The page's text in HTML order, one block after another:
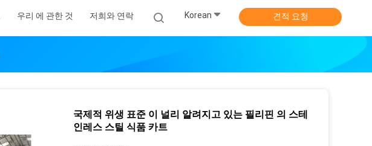
우리 에 관한 것 저희와 연락 Korean 견적 요청
국제적 위생 표준 이 널리 알려지고 있는 필리핀 의 스테
인레스 스틸 식품 카트